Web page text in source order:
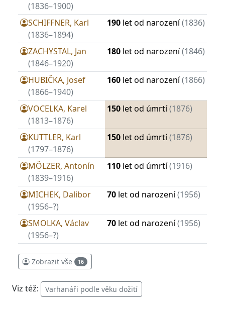
(1836–1900)
SCHIFFNER, Karl
(1836–1894)
190 let od narození(1836)
ZACHYSTAL, Jan
(1846–1920)
180 let od narození(1846)
HUBIČKA, Josef
(1866–1940)
160 let od narození(1866)
VOCELKA, Karel
(1813–1876)
150 let od úmrtí(1876)
KUTTLER, Karl
(1797–1876)
150 let od úmrtí(1876)
MÖLZER, Antonín
(1839–1916)
110 let od úmrtí(1916)
MICHEK, Dalibor
(1956–?)
70 let od narození(1956)
SMOLKA, Václav
(1956–?)
70 let od narození(1956)
Zobrazit vše 16
Viz též: Varhanáři podle věku dožití